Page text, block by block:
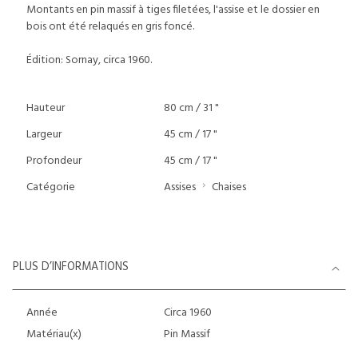
Montants en pin massif à tiges filetées, l'assise et le dossier en
bois ont été relaqués en gris foncé.
Édition: Sornay, circa 1960.
Hauteur
80 cm / 31 "
Largeur
45 cm / 17 "
Profondeur
45 cm / 17 "
Catégorie
Assises Chaises
PLUS D’INFORMATIONS
Année
Circa 1960
Matériau(x)
Pin Massif